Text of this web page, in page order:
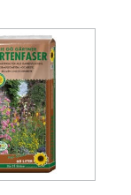
bei.
wohnen,